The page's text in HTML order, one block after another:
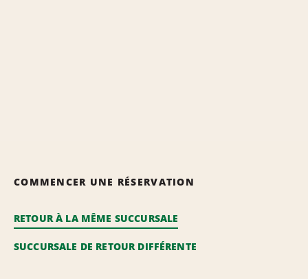
COMMENCER UNE RÉSERVATION
RETOUR À LA MÊME SUCCURSALE
SUCCURSALE DE RETOUR DIFFÉRENTE